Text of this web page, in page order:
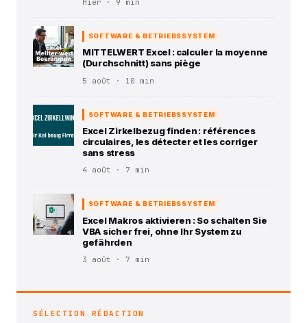
Hier · 9 min
SOFTWARE & BETRIEBSSYSTEM
MITTELWERT Excel : calculer la moyenne
(Durchschnitt) sans piège
5 août · 10 min
SOFTWARE & BETRIEBSSYSTEM
Excel Zirkelbezug finden : références
circulaires, les détecter et les corriger
sans stress
4 août · 7 min
SOFTWARE & BETRIEBSSYSTEM
Excel Makros aktivieren : So schalten Sie
VBA sicher frei, ohne Ihr System zu
gefährden
3 août · 7 min
SÉLECTION RÉDACTION